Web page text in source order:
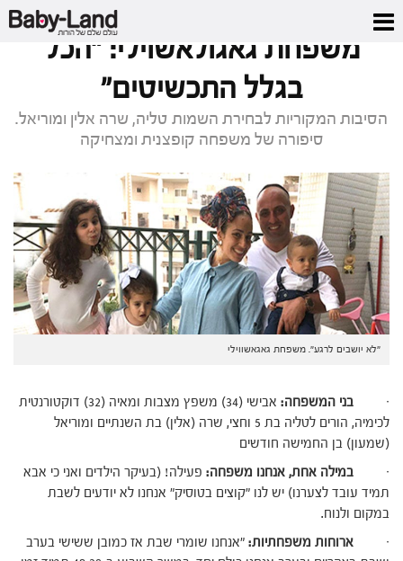
דף הבית משפחת גאגולאשוילי: "הכל בגלל התכשיטים"
משפחת גאגולאשוילי: "הכל
בגלל התכשיטים"
הסיבות המקוריות לבחירת השמות טליה, שרה אלין ומוריאל.
סיפורה של משפחה קופצנית ומצחיקה
"לא יושבים לרגע". משפחת גאגאשווילי
· בני המשפחה:
אבישי (34) משפץ מצבות ומאיה (32) דוקטורנטית
לכימיה, הורים לטליה בת 5 וחצי, שרה (אלין) בת השנתיים ומוריאל
(שמעון) בן החמישה חודשים
· במילה אחת, אנחנו משפחה: פעילה! (בעיקר הילדים ואני כי אבא
תמיד עובד לצערנו) יש לנו "קוצים בטוסיק" אנחנו לא יודעים לשבת
במקום ולנוח.
· ארוחות משפחתיות: "אנחנו שומרי שבת אז כמובן ששישי בערב